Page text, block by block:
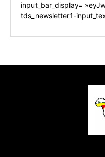
input_bar_display=
tds_newsletter1-